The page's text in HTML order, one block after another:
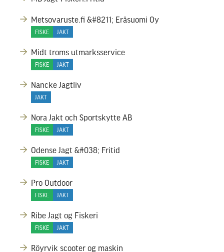
Metsovaruste.fi &#8211; Eräsuomi Oy
FISKE JAKT
Midt troms utmarksservice
FISKE JAKT
Nancke Jagtliv
JAKT
Nora Jakt och Sportskytte AB
FISKE JAKT
Odense Jagt &#038; Fritid
FISKE JAKT
Pro Outdoor
FISKE JAKT
Ribe Jagt og Fiskeri
FISKE JAKT
Röyrvik scooter og maskin